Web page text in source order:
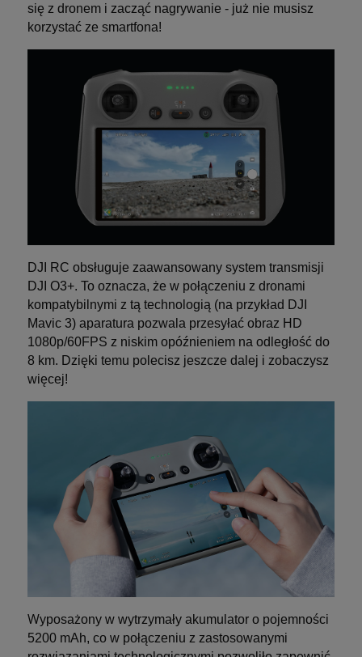
się z dronem i zacząć nagrywanie - już nie musisz
korzystać ze smartfona!
DJI RC obsługuje zaawansowany system transmisji
DJI O3+. To oznacza, że w połączeniu z dronami
kompatybilnymi z tą technologią (na przykład DJI
Mavic 3) aparatura pozwala przesyłać obraz HD
1080p/60FPS z niskim opóźnieniem na odległość do
8 km. Dzięki temu polecisz jeszcze dalej i zobaczysz
więcej!
Wyposażony w wytrzymały akumulator o pojemności
5200 mAh, co w połączeniu z zastosowanymi